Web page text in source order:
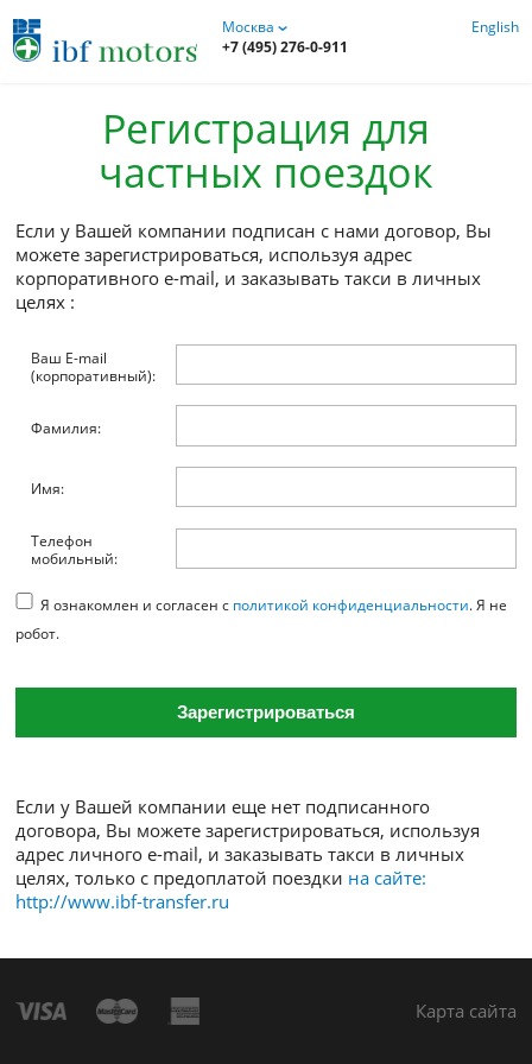
Москва
Регистрация для
частных поездок
Если у Вашей компании подписан с нами
можете зарегистрироваться, используя адрес
целях:
(корпоративный):
Фамилия:
Имя:
Телефон
Я ознакомлен и согласен сполитикой
робот.
Зарегистрироваться
договора, Вы можете зарегистрироваться,
адрес личного e-mail, и заказывать такси в
целях, только с предоплатой поездки
на сайте: